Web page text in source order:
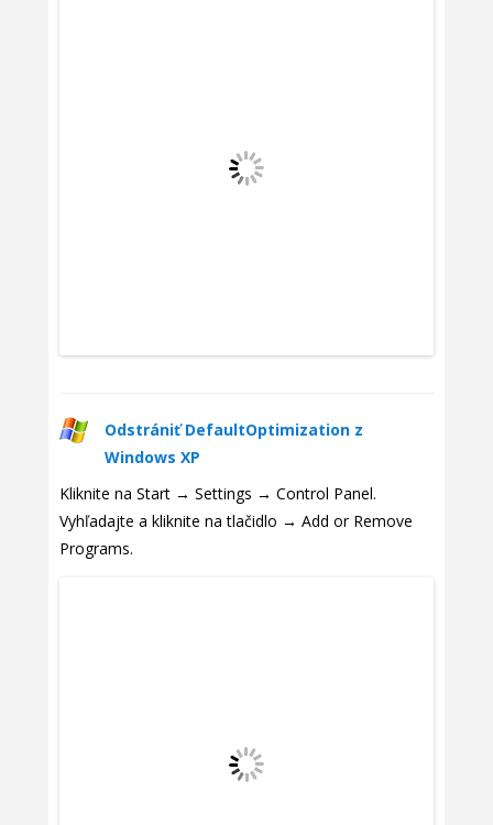
Odstrániť DefaultOptimization z
Windows XP
Kliknite na Start → Settings → Control Panel.
Vyhľadajte a kliknite na tlačidlo → Add or Remove
Programs.